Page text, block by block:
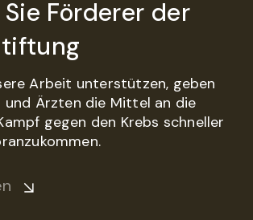
Förderer der
Arbeit unterstützen, geben
und Ärzten die Mittel an die
gegen den Krebs schneller